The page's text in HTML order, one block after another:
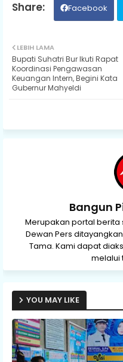
Facebook
LEBIH LAMA
Bupati Suhatri Bur Ikuti Rapat
Koordinasi Pengawasan
Keuangan Intern, Begini Kata
Gubernur Mahyeldi
Bangun
Merupakan portal berita
Dewan Pers
Tama. Kami dapat
melalui
YOU MAY LIKE